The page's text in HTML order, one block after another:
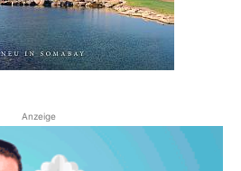
Anzeige